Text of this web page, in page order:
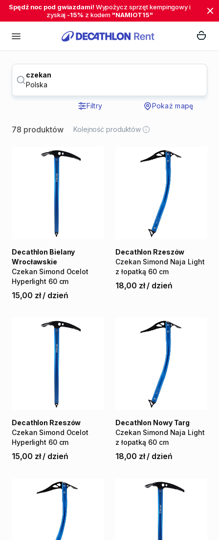
Spędź noc pod gwiazdami! Wypożycz sprzęt kempingowy i
zyskaj -15% z kodem "NAMIOT15"
czekan
Polska
Filtry Pokaż mapę
78 produktów Kolejność produktów
Czekan Simond Ocelot
Hyperlight 60 cm
Decathlon Bielany
Wrocławskie
15,00 zł / dzień
Czekan Simond Naja Light
z łopatką 60 cm
Decathlon Rzeszów
18,00 zł / dzień
Czekan Simond Ocelot
Hyperlight 60 cm
Decathlon Rzeszów
15,00 zł / dzień
Czekan Simond Naja Light
z łopatką 60 cm
Decathlon Nowy Targ
18,00 zł / dzień